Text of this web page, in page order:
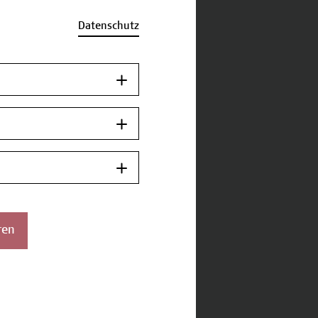
Datenschutz